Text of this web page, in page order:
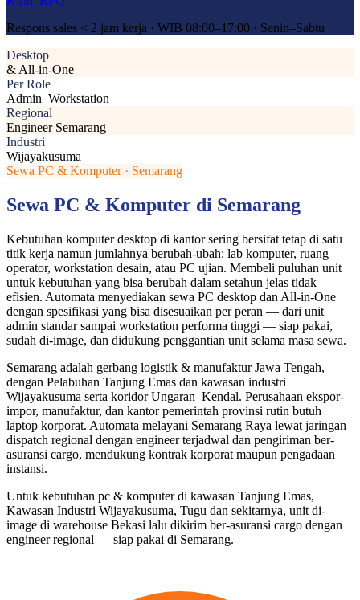
Respons sales < 2 jam kerja · WIB 08:00–17:00 · Senin–Sabtu
Desktop
& All-in-One
Per Role
Admin–Workstation
Regional
Engineer Semarang
Industri
Wijayakusuma
Sewa PC & Komputer · Semarang
Sewa PC & Komputer di Semarang
Kebutuhan komputer desktop di kantor sering bersifat tetap di satu
titik kerja namun jumlahnya berubah-ubah: lab komputer, ruang
operator, workstation desain, atau PC ujian. Membeli puluhan unit
untuk kebutuhan yang bisa berubah dalam setahun jelas tidak
efisien. Automata menyediakan sewa PC desktop dan All-in-One
dengan spesifikasi yang bisa disesuaikan per peran — dari unit
admin standar sampai workstation performa tinggi — siap pakai,
sudah di-image, dan didukung penggantian unit selama masa sewa.
Semarang adalah gerbang logistik & manufaktur Jawa Tengah,
dengan Pelabuhan Tanjung Emas dan kawasan industri
Wijayakusuma serta koridor Ungaran–Kendal. Perusahaan ekspor-
impor, manufaktur, dan kantor pemerintah provinsi rutin butuh
laptop korporat. Automata melayani Semarang Raya lewat jaringan
dispatch regional dengan engineer terjadwal dan pengiriman ber-
asuransi cargo, mendukung kontrak korporat maupun pengadaan
instansi.
Untuk kebutuhan pc & komputer di kawasan Tanjung Emas,
Kawasan Industri Wijayakusuma, Tugu dan sekitarnya, unit di-
image di warehouse Bekasi lalu dikirim ber-asuransi cargo dengan
engineer regional — siap pakai di Semarang.